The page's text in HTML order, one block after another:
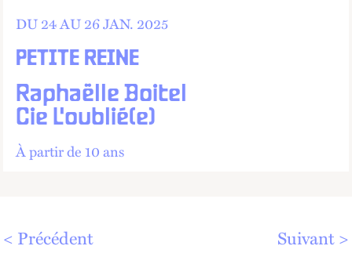
PETITE REINE
Raphaëlle Boitel
Cie L'oublié(e)
DU 24 AU26JAN. 2025
À partir de 10 ans
Précédent Suivant